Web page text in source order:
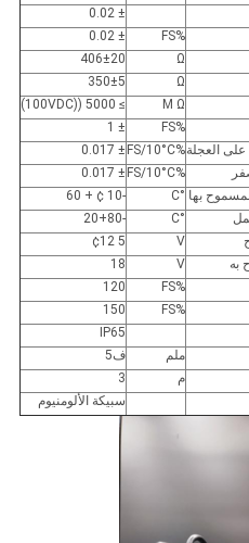
± 0.02
%FS
± 0.02
Ω
406±20
Ω
350±5
M Ω
≥ 5000 ((100VDC)
%FS
± 1
على العجلة%FS/10°C
± 0.017
%FS/10°C
± 0.017
بها °C
-10 ¢ + 60
°C
-20+80
V
5 ¢12
به
V
18
%FS
120
%FS
150
IP65
ملم
ف5
م
3
سبيكة الألومنيوم